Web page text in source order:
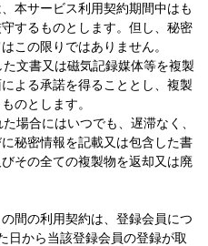
本サービス利用契約期間中はも
するものとします。但し、秘密
この限りではありません。
文書又は磁気記録媒体等を複製
よる承諾を得ることとし、複製
のとします。
場合にはいつでも、遅滞なく、
秘密情報を記載又は包含した書
その全ての複製物を返却又は廃
間の利用契約は、登録会員につ
日から当該登録会員の登録が取